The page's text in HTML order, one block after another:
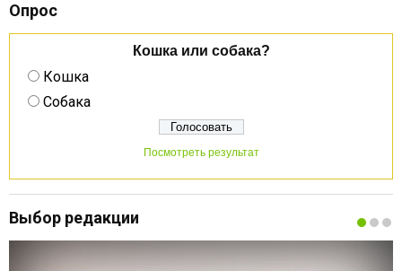
Опрос
Кошка или собака?
Кошка
Собака
Посмотреть результат
Выбор редакции